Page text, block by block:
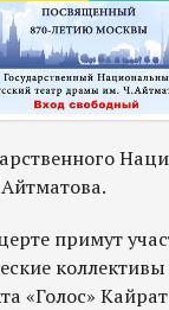
примут
«Голос»